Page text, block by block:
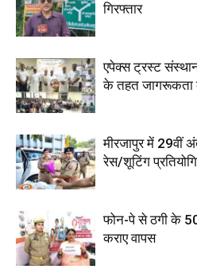
गिरफ्तार
एपेक्स ट्रस्ट
के तहत जागरूकता
मीरजापुर में 29वीं
रेस/शूटिंग
फोन-पे से ठगी के
कराए वापस